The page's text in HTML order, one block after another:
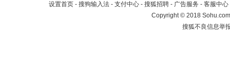
设置首页 - 搜狗输入法 - 支付中心 - 搜狐招聘 - 广告服务 - 客服中心
Copyright©2018
搜狐不良信息举